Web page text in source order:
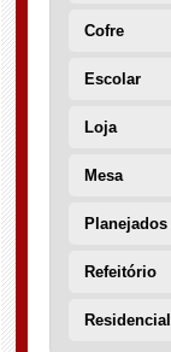
Cofre
Escolar
Loja
Mesa
Planejados
Refeitório
Residencial